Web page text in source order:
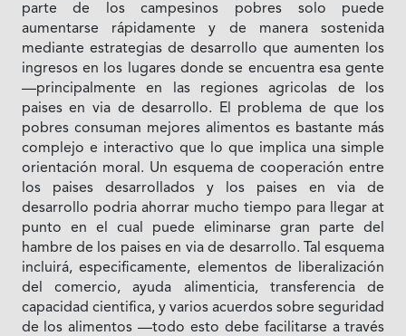
parte de los campesinos pobres solo puede
aumentarse rápidamente y de manera sostenida
mediante estrategias de desarrollo que aumenten los
ingresos en los lugares donde se encuentra esa gente
—principalmente en las regiones agricolas de los
paises en via de desarrollo. El problema de que los
pobres consuman mejores alimentos es bastante más
complejo e interactivo que lo que implica una simple
orientación moral. Un esquema de cooperación entre
los paises desarrollados y los paises en via de
desarrollo podria ahorrar mucho tiempo para llegar at
punto en el cual puede eliminarse gran parte del
hambre de los paises en via de desarrollo. Tal esquema
incluirá, especificamente, elementos de liberalización
del comercio, ayuda alimenticia, transferencia de
capacidad cientifica, y varios acuerdos sobre seguridad
de los alimentos —todo esto debe facilitarse a través